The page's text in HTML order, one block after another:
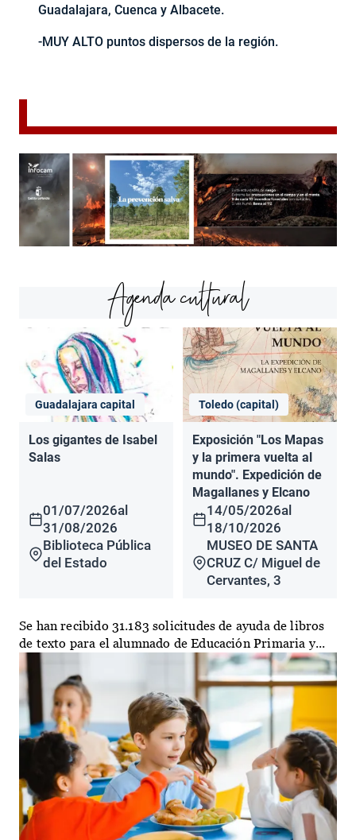
Guadalajara, Cuenca y Albacete.
-MUY ALTO puntos dispersos de la región.
Agenda cultural
Guadalajara capital
Los gigantes de Isabel
Salas
01/07/2026al
31/08/2026
Biblioteca Pública
del Estado
Toledo (capital)
Exposición "Los Mapas
y la primera vuelta al
mundo". Expedición de
Magallanes y Elcano
14/05/2026al
18/10/2026
MUSEO DE SANTA
CRUZ C/ Miguel de
Cervantes, 3
Se han recibido 31.183 solicitudes de ayuda de libros
de texto para el alumnado de Educación Primaria y...